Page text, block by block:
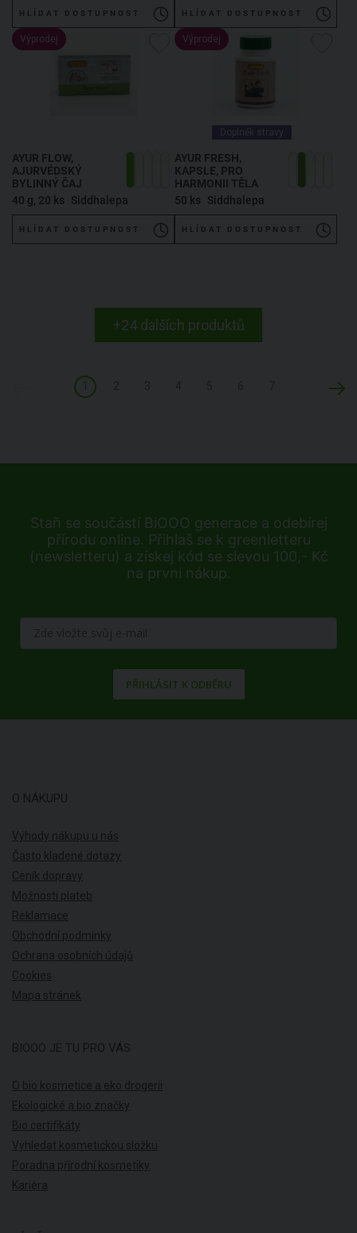
HLÍDAT DOSTUPNOST HLÍDAT DOSTUPNOST
Výprodej
AYUR FLOW,
AJURVÉDSKÝ
BYLINNÝ ČAJ
40 g, 20 ks
Siddhalepa
HLÍDAT DOSTUPNOST
Výprodej
Doplněk stravy
AYUR FRESH,
KAPSLE, PRO
HARMONII TĚLA
50 ks
Siddhalepa
HLÍDAT DOSTUPNOST
+24 dalších produktů
1
Staň se součástí BiOOO generace a odebírej
přírodu online. Přihlaš se k greenletteru
(newsletteru) a získej kód se slevou 100,- Kč
na první nákup.
PŘIHLÁSIT K ODBĚRU
O NÁKUPU
Výhody nákupu u nás
Často kladené dotazy
Ceník dopravy
Možnosti plateb
Reklamace
Obchodní podmínky
Ochrana osobních údajů
Cookies
Mapa stránek
BIOOO JE TU PRO VÁS
O bio kosmetice a eko drogerii
Ekologické a bio značky
Bio certifikáty
Vyhledat kosmetickou složku
Poradna přírodní kosmetiky
Kariéra